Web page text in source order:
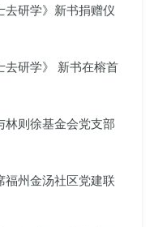
研学》新书捐赠仪
研学》 新书在榕首
林则徐基金会党支部
福州金汤社区党建联